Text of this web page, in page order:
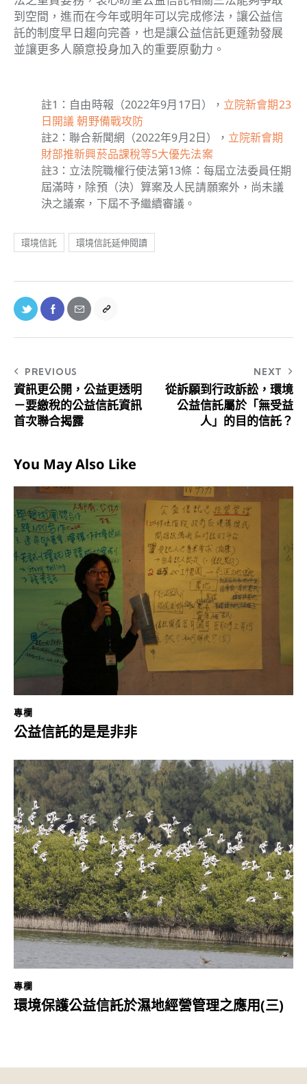
到空間，進而在今年或明年可以完成修法，讓公益信
託的制度早日趨向完善，也是讓公益信託更蓬勃發展
並讓更多人願意投身加入的重要原動力。
註1 ： 自由時報（2022年9月17日）， 立院新會期23
日開議 朝野備戰攻防
註2：聯合新聞網（2022年9月2日）， 立院新會期
財部推新興菸品課稅等5大優先法案
註3： 立法院職權行使法第13條：每屆立法委員任期
屆滿時，除預（決）算案及人民請願案外，尚未議
決之議案，下屆不予繼續審議。
環境信託 環境信託延伸閱讀
PREVIOUS
資訊更公開，公益更透明
－要繳稅的公益信託資訊
首次聯合揭露
NEXT
從訴願到行政訴訟，環境
公益信託屬於「無受益
人」的目的信託？
You May Also Like
專欄
公益信託的是是非非
專欄
環境保護公益信託於濕地經營管理之應用(三)